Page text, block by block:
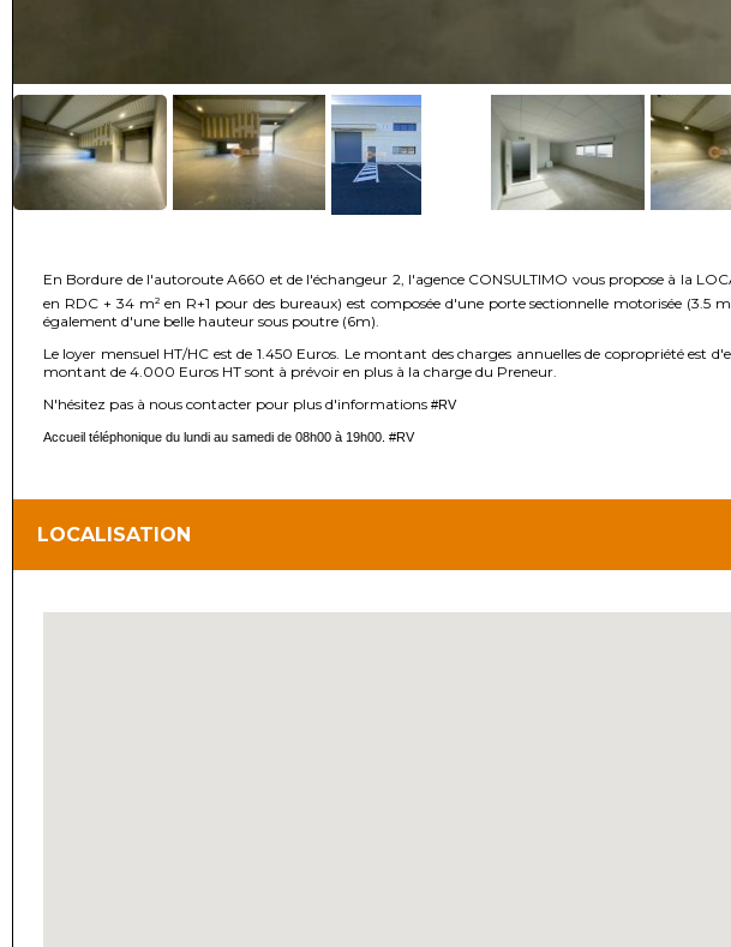
En Bordure de l'autoroute A660 et de l'échangeur 2, l'agence CONSULTIMO vous propose à la
en RDC + 34 m² en R+1 pour des bureaux) est composée d'une porte sectionnelle motorisée
également d'une belle hauteur sous poutre (6m).
Le loyer mensuel HT/HC est de 1.450 Euros. Le montant des charges annuelles de copropriété
montant de 4.000 Euros HT sont à prévoir en plus à la charge du Preneur.
N'hésitez pas à nous contacter pour plus d'informations #RV
Accueil téléphonique du lundi au samedi de 08h00 à 19h00. #RV
LOCALISATION